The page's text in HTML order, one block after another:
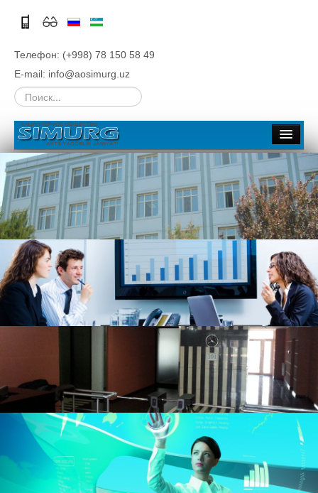
Телефон: (+998) 78 150 58 49
E-mail: info@aosimurg.uz
Искать...
Главная
Об обществе
Общая информация
История
Руководство
Структура
Филиалы
Тендеры и конкурсы
Стратегия развития, Бизнес планы
Вакансии
Акционерам
Аудит
Аффилированнные лица
Уголок акционеров
Комиссии
Мероприятия общества
Основные показатели
Продукция
Проспект эмиссии
Существенные факты
Приобретение акций